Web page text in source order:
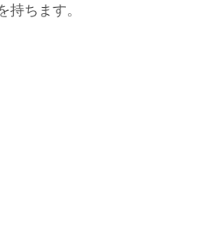
持ちます。